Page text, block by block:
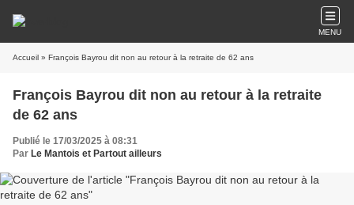
MENU
Accueil » François Bayrou dit non au retour à la retraite de 62 ans
François Bayrou dit non au retour à la retraite
de 62 ans
Publié le 17/03/2025 à 08:31
Par Le Mantois et Partout ailleurs